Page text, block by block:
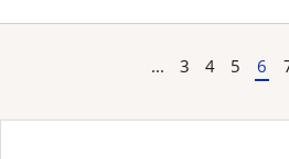
... 3 4 5 6